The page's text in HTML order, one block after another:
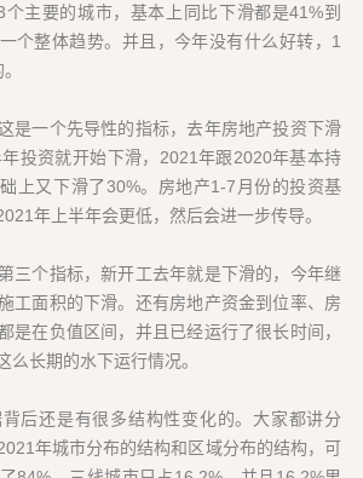
主要的城市，基本上同比下滑都是41%到
个整体趋势。并且，今年没有什么好转，1
是一个先导性的指标，去年房地产投资下滑
投资就开始下滑，2021年跟2020年基本持
上又下滑了30%。房地产1-7月份的投资基
年上半年会更低，然后会进一步传导。
三个指标，新开工去年就是下滑的，今年继
工面积的下滑。还有房地产资金到位率、房
是在负值区间，并且已经运行了很长时间，
么长期的水下运行情况。
后还是有很多结构性变化的。大家都讲分
年城市分布的结构和区域分布的结构，可